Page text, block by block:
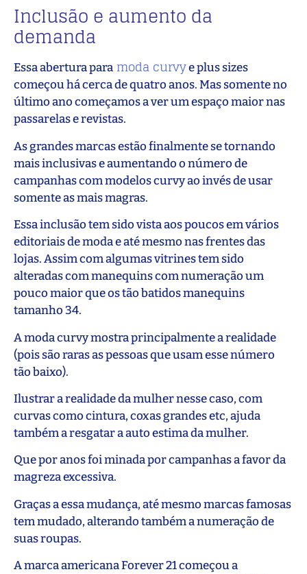
Inclusão e aumento da
demanda
Essa abertura para moda curvye plus sizes
começou há cerca de quatro anos. Mas somente no
último ano começamos a ver um espaço maior nas
passarelas e revistas.
As grandes marcas estão finalmente se tornando
mais inclusivas e aumentando o número de
campanhas com modelos curvy ao invés de usar
somente as mais magras.
Essa inclusão tem sido vista aos poucos em vários
editoriais de moda e até mesmo nas frentes das
lojas. Assim com algumas vitrines tem sido
alteradas com manequins com numeração um
pouco maior que os tão batidos manequins
tamanho 34.
A moda curvy mostra principalmente a realidade
(pois são raras as pessoas que usam esse número
tão baixo).
Ilustrar a realidade da mulher nesse caso, com
curvas como cintura, coxas grandes etc, ajuda
também a resgatar a auto estima da mulher.
Que por anos foi minada por campanhas a favor da
magreza excessiva.
Graças a essa mudança, até mesmo marcas famosas
tem mudado, alterando também a numeração de
suas roupas.
A marca americana Forever 21 começou a